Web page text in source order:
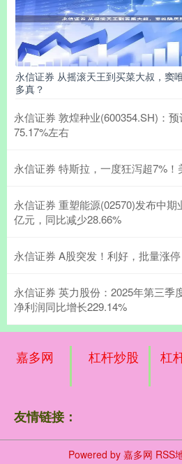
永信证券 从摇滚天王到买菜大叔，窦
多真？
永信证券 敦煌种业(600354.SH)：
75.17%左右
永信证券 特斯拉，一度狂泻超7%
永信证券 重塑能源(02570)发布中
亿元，同比减少28.66%
永信证券 A股突发！利好，批量涨停
永信证券 英力股份：2025年第三季
净利润同比增长229.14%
嘉多网 杠杆炒股 杠
友情链接：
Powered by 嘉多网 RSS